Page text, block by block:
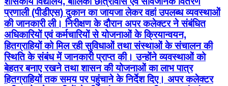
प्रणाली (पीडीएस) दुकान का जायजा लेकर वहां उपलब्ध व्यवस्थाओं
की जानकारी ली। निरीक्षण के दौरान अपर कलेक्टर ने संबंधित
अधिकारियों एवं कर्मचारियों से योजनाओं के क्रियान्वयन,
हितग्राहियों को मिल रही सुविधाओं तथा संस्थाओं के संचालन की
स्थिति के संबंध में जानकारी प्राप्त की। उन्होंने व्यवस्थाओं को
बेहतर बनाए रखने तथा शासन की योजनाओं का लाभ पात्र
हितग्राहियों तक समय पर पहुंचाने के निर्देश दिए। अपर कलेक्टर